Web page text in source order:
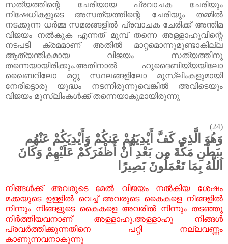
സത്യത്തിന്റെ ചേരിയായ പ്രവാചക
ചേരിയും
നിഷേധികളുടെ
അസത്യത്തിന്റെ ചേരിയും
തമ്മിൽ
നടക്കുന്ന ധർമ്മ സമരങ്ങളിൽ പ്രവാചക ചേരിക്ക് അന്തിമ
വിജയം
നൽകുക എന്നത് മുമ്പ് തന്നെ
അള്ളാഹുവിന്റെ
നടപടി
ക്രമമാണ് അതിൽ
മാറ്റമൊന്നുമുണ്ടാകില്ല
ആത്യന്തികമായ
വിജയം
സത്യത്തിനു
തന്നെയായിരിക്കും.അതിനാൽ
ഹുദൈബിയ്യയിലോ
ഖൈബറിലോ
മറ്റു സ്ഥലങ്ങളിലോ മുസ്ലിംകളുമായി
നേരിട്ടൊരു
യുദ്ധം നടന്നിരുന്നുവെങ്കിൽ
അവിടെയും
വിജയം മുസ്ലിംകൾക്ക് തന്നെയാകുമായിരുന്നു
(24)
وَهُوَ الَّذِي كَفَّ أَيْدِيَهُمْ عَنكُمْ وَأَيْدِيَكُمْ عَنْهُم
بِبَطْنِ مَكَّةَ مِن بَعْدِ أَنْ أَظْفَرَكُمْ عَلَيْهِمْ وَكَانَ
اللَّهُ بِمَا تَعْمَلُونَ بَصِيرًا
നിങ്ങൾക്ക് അവരുടെ മേൽ വിജയം നൽകിയ
ശേഷം
മക്കയുടെ ഉള്ളിൽ വെച്ച് അവരുടെ കൈകളെ നിങ്ങളിൽ
നിന്നും നിങ്ങളുടെ കൈകളെ അവരിൽ നിന്നും തടഞ്ഞു
നിർത്തിയവനാണ്
അള്ളാഹു.അള്ളാഹു
നിങ്ങൾ
പ്രവർത്തിക്കുന്നതിനെ
പറ്റി
നല്ലവണ്ണം
കാണുന്നവനാകുന്നു